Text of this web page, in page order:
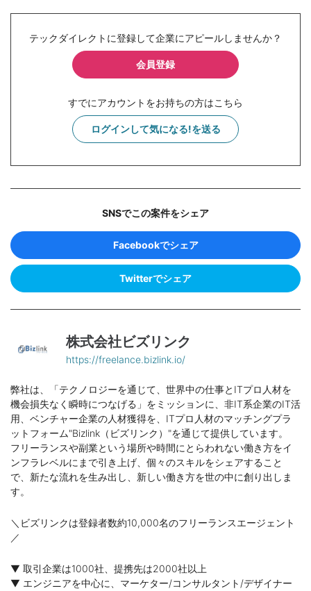
テックダイレクトに登録して企業にアピールしませんか？
会員登録
すでにアカウントをお持ちの方はこちら
ログインして気になる!を送る
SNSでこの案件をシェア
Facebookでシェア
Twitterでシェア
株式会社ビズリンク
https://freelance.bizlink.io/
弊社は、「テクノロジーを通じて、世界中の仕事とITプロ人材を
機会損失なく瞬時につなげる」をミッションに、非IT系企業のIT活
用、ベンチャー企業の人材獲得を、ITプロ人材のマッチングプラ
ットフォーム"Bizlink（ビズリンク）"を通じて提供しています。
フリーランスや副業という場所や時間にとらわれない働き方をイ
ンフラレベルにまで引き上げ、個々のスキルをシェアすること
で、新たな流れを生み出し、新しい働き方を世の中に創り出しま
す。
＼ビズリンクは登録者数約10,000名のフリーランスエージェント
／
▼ 取引企業は1000社、提携先は2000社以上
▼ エンジニアを中心に、マーケター/コンサルタント/デザイナー